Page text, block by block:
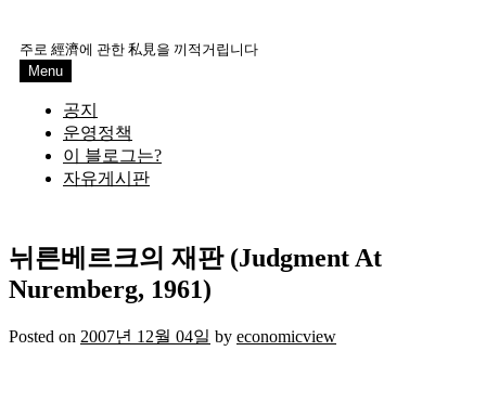
content
주로 經濟에 관한 私見을 끼적거립니다
Menu
공지
운영정책
이 블로그는?
자유게시판
뉘른베르크의 재판 (Judgment At
Nuremberg, 1961)
Posted on 2007년 12월 04일 by economicview